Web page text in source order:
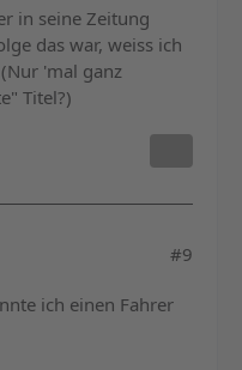
in seine Zeitung
das war, weiss ich
'mal ganz
Titel?)
#9
ich einen Fahrer